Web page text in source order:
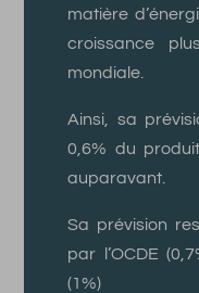
matière
croissance
mondiale.
Ainsi, sa
0,6% du
auparavant.
Sa prévision
par l’OCDE
(1%)